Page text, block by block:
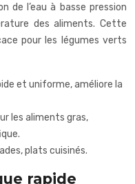
de l’eau à basse pression
des aliments. Cette
pour les légumes verts
et uniforme, améliore la
les aliments gras,
plats cuisinés.
rapide